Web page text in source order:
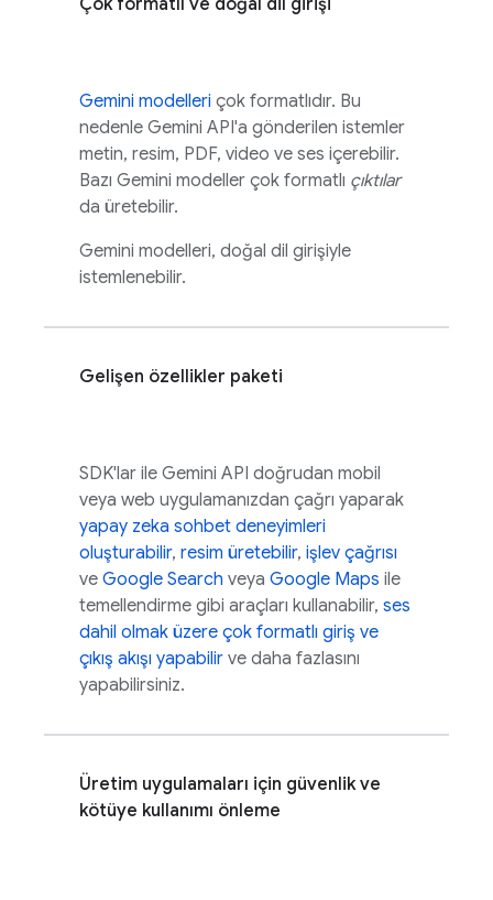
Çok formatlı ve doğal dil girişi
Gemini modelleri çok formatlıdır. Bu
nedenle Gemini API'a gönderilen istemler
metin, resim, PDF, video ve ses içerebilir.
Bazı Gemini modeller çok formatlı çıktılar
da üretebilir.
Gemini modelleri, doğal dil girişiyle
istemlenebilir.
Gelişen özellikler paketi
SDK'lar ile Gemini API doğrudan mobil
veya web uygulamanızdan çağrı yaparak
yapay zeka sohbet deneyimleri
oluşturabilir, resim üretebilir, işlev çağrısı
ve Google Search veya Google Maps ile
temellendirme gibi araçları kullanabilir, ses
dahil olmak üzere çok formatlı giriş ve
çıkış akışı yapabilir ve daha fazlasını
yapabilirsiniz.
Üretim uygulamaları için güvenlik ve
kötüye kullanımı önleme